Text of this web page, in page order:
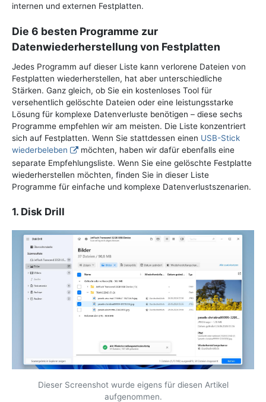
internen und externen Festplatten.
Die 6 besten Programme zur
Datenwiederherstellung von Festplatten
Jedes Programm auf dieser Liste kann verlorene Dateien von
Festplatten wiederherstellen, hat aber unterschiedliche
Stärken. Ganz gleich, ob Sie ein kostenloses Tool für
versehentlich gelöschte Dateien oder eine leistungsstarke
Lösung für komplexe Datenverluste benötigen – diese sechs
Programme empfehlen wir am meisten. Die Liste konzentriert
sich auf Festplatten. Wenn Sie stattdessen einen USB-Stick
wiederbeleben
möchten, haben wir dafür ebenfalls eine
separate Empfehlungsliste. Wenn Sie eine gelöschte Festplatte
wiederherstellen möchten, finden Sie in dieser Liste
Programme für einfache und komplexe Datenverlustszenarien.
1. Disk Drill
Dieser Screenshot wurde eigens für diesen Artikel
aufgenommen.